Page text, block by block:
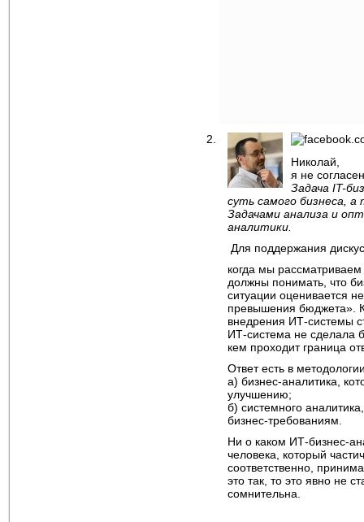
Николай,
я не
Задача IT-
суть самого бизнеса,
Задачами анализа и
аналитики.
Для поддержания
когда мы
должны понимать, что
ситуации оценивается
превышения бюджета».
внедрения ИТ-системы
ИТ-система не сделала
кем проходит граница
Ответ есть в
а) бизнес-аналитика,
улучшению;
б) системного
бизнес-требованиям.
Ни о каком ИТ-бизнес-
человека, который
соответственно,
это так, то это явно не
сомнительна.